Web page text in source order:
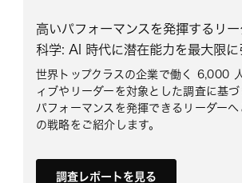
高いパフォーマンスを発揮するリー
科学: AI 時代に潜在能力を最大限に
世界トップクラスの企業で働く 6,000
ィブやリーダーを対象とした調査に基
パフォーマンスを発揮できるリーダー
の戦略をご紹介します。
調査レポートを見る